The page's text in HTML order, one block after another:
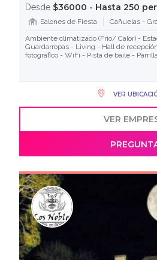
Desde $36000 - Hasta 250
Salones de Fiesta
Cañuelas -
Ambiente climatizado (Frio/ Calor) -
Guardarropas - Living - Hall de
fotográfico - WiFi - Pista de baile -
VER
VER